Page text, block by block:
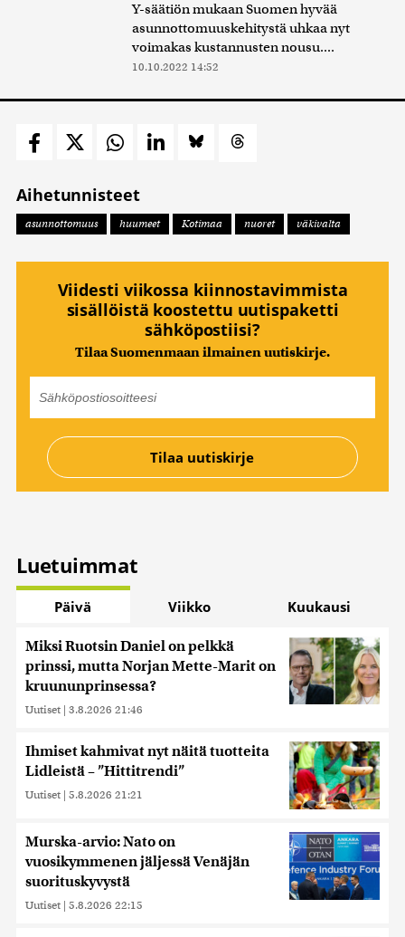
Y-säätiön mukaan Suomen hyvää
asunnottomuuskehitystä uhkaa nyt
voimakas kustannusten nousu....
10.10.2022 14:52
Aihetunnisteet
asunnottomuus huumeet Kotimaa nuoret väkivalta
Viidesti viikossa kiinnostavimmista
sisällöistä koostettu uutispaketti
sähköpostiisi?
Tilaa Suomenmaan ilmainen uutiskirje.
Luetuimmat
Päivä Viikko Kuukausi
Miksi Ruotsin Daniel on pelkkä
prinssi, mutta Norjan Mette-Marit on
kruununprinsessa?
Uutiset | 3.8.2026 21:46
Ihmiset kahmivat nyt näitä tuotteita
Lidleistä – ”Hittitrendi”
Uutiset | 5.8.2026 21:21
Murska-arvio: Nato on
vuosikymmenen jäljessä Venäjän
suorituskyvystä
Uutiset | 5.8.2026 22:15